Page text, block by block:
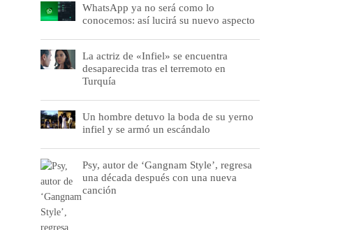
WhatsApp ya no será como lo
conocemos: así lucirá su nuevo aspecto
La actriz de «Infiel» se encuentra
desaparecida tras el terremoto en
Turquía
Un hombre detuvo la boda de su yerno
infiel y se armó un escándalo
Psy, autor de ‘Gangnam Style’, regresa
una década después con una nueva
canción